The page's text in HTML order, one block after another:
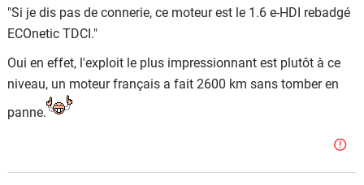
"Si je dis pas de connerie, ce moteur est le 1.6 e-HDI rebadgé
ECOnetic TDCI."
Oui en effet, l'exploit le plus impressionnant est plutôt à ce
niveau, un moteur français a fait 2600 km sans tomber en
panne.